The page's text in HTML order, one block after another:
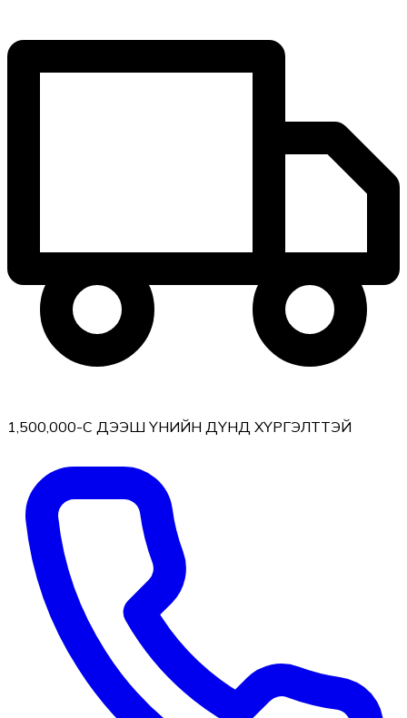
1,500,000-С ДЭЭШ ҮНИЙН ДҮНД ХҮРГЭЛТТЭЙ